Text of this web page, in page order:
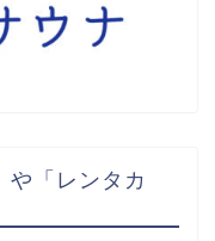
や「レンタカ